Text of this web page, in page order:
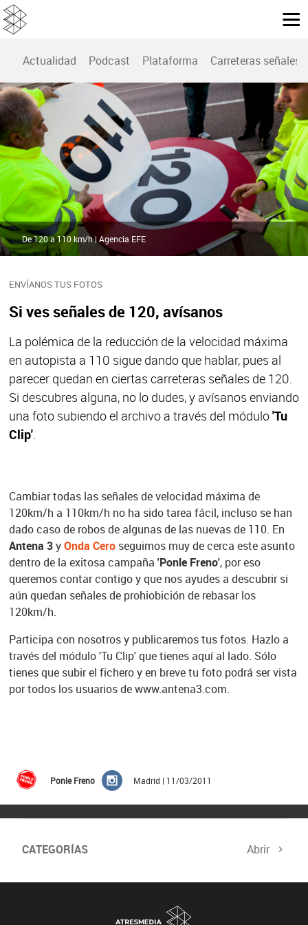
Actualidad Podcast Plataforma Carreteras señales
ENVÍANOS TUS FOTOS
Si ves señales de 120, avísanos
La polémica de la reducción de la velocidad máxima
en autopista a 110 sigue dando que hablar, pues al
parecer quedan en ciertas carreteras señales de 120.
Si descubres alguna, no lo dudes, y avísanos enviando
una foto subiendo el archivo a través del módulo'Tu
Clip'.
De 120 a 110 km/h | Agencia EFE
Cambiar todas las señales de velocidad máxima de
120km/h a 110km/h no ha sido tarea fácil, incluso se han
dado caso de robos de algunas de las nuevas de 110. En
Antena 3yOnda Ceroseguimos muy de cerca este asunto
dentro de la exitosa campaña 'Ponle Freno', por eso
queremos contar contigo y que nos ayudes a descubrir si
aún quedan señales de prohiobición de rebasar los
120km/h.
Participa con nosotros y publicaremos tus fotos. Hazlo a
través del módulo 'Tu Clip' que tienes aquí al lado. Sólo
tienes que subir el fichero y en breve tu foto podrá ser vista
por todos los usuarios de www.antena3.com.
Ponle Freno Madrid | 11/03/2011
CATEGORÍAS Abrir